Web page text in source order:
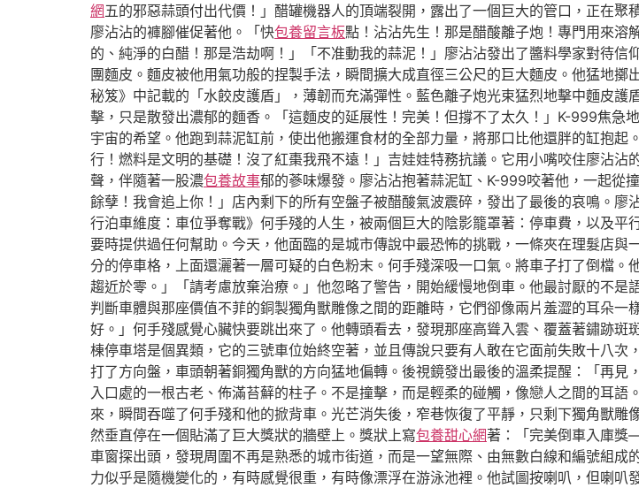
網五的邪惡蒜頭付出代價！」醋罐機器人的頂端裂開，露出了一個巨大的管口，正在
廖沾沾的褲腳催促著他。「快包養留言板點！沾沾先生！那是醋酸離子炮！專門用來溶
的、純淨的白醋！那是浩劫啊！」「不准動我的蒜泥！」廖沾沾發出了醬料學家對待
團麵皮。麵皮被他用氣功般的捏製手法，瞬間擴大成直徑三公尺的巨大麵皮。他猛地
秘笈》中記載的「水餃皮護盾」，薄韌而充滿彈性。藍色離子炮光束猛烈地擊中麵皮
擊，只是散發出濃郁的麵香。「這麵皮的延展性！完美！但撐不了太久！」K-999焦急
宇宙的希望。他跑到蒜泥缸前，使出他搬運食材的全部力量，將那口比他還胖的缸抱
行！燃料是文明的基礎！沒了紅棗我飛不遠！」吉娃娃特務抗議。它用小嘴咬住廖沾
聲，伴隨著一股濃包養故事郁的蔘味爆發。廖沾沾抱著蒜泥缸、K-999咬著他，一起從
餘孽！我會追上你！」店內剩下的所有空盤子被醋酸氣波震碎，發出了最後的哀鳴。
行泊車維度：車位爭奪戰》何手殘的人生，被兩個巨大的陰影籠罩著：停車費，以及
要時提供過任何幫助。今天，他面臨的是城市傳說中最恐怖的挑戰，一條夾在理髮店
分的停車格，上面還灑著一層可疑的白色粉末。何手殘深吸一口氣。將車子打了倒檔
趨近於零。」「請考慮放棄治療。」他忽略了警告，開始緩慢地倒車。他最討厭的不
判斷車體與那座價值不菲的銅製獨角獸雕像之間的距離時，它們卻像兩片羞澀的耳朵
好。」何手殘感覺心臟快要跳出來了。他轉頭看去，發現那座高聳入雲、覆蓋著鏽跡
棟停車塔是個異類，它的三號車位始終空著，並且傳說只要有人敢在它面前失敗十八
打了方向盤，車頭朝著銅獨角獸的方向猛地偏轉。後視鏡發出最後的溫柔提醒：「再
入口處的一根古老、佈滿苔蘚的柱子。不是撞擊，而是輕柔的碰觸，像戀人之間的耳
來，瞬間吞噬了何手殘和他的掀背車。光芒消失後，窄巷恢復了平靜，只剩下獨角獸
然垂直停在一個貼滿了巨大獎狀的牆壁上。獎狀上寫包養甜心網著：「完美倒車入庫
車窗探出頭，發現周圍不再是熟悉的城市街道，而是一望無際、由無數白線和編號組
力似乎是隨機變化的，有時感覺很重，有時像漂浮在游泳池裡。他試圖按喇叭，但喇